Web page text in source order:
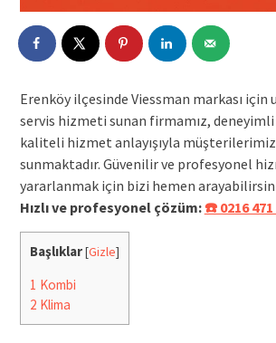
Erenköy ilçesinde Viessman markası
servis hizmeti sunan firmamız,
kaliteli hizmet anlayışıyla
sunmaktadır. Güvenilir ve profesyonel
yararlanmak için bizi hemen
Hızlı ve profesyonel çözüm:☎️ 0216 471
Başlıklar[Gizle]
1 Kombi
2 Klima